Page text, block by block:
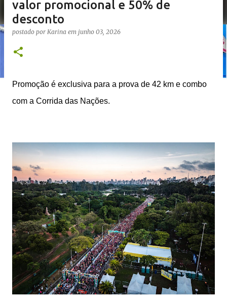
valor promocional e 50% de
desconto
postado por Karina em junho 03, 2026
Promoção é exclusiva para a prova de 42 km e combo
com a Corrida das Nações.